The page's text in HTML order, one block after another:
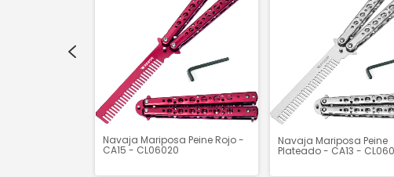
Navaja Mariposa Peine Rojo -
CA15 - CL06020
Navaja Mariposa Peine
Plateado - CA13 -